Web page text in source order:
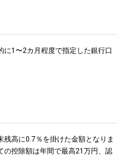
1〜2カ月程度で指定した銀行口
高に0.7％を掛けた金額となりま
の控除額は年間で最高21万円、認